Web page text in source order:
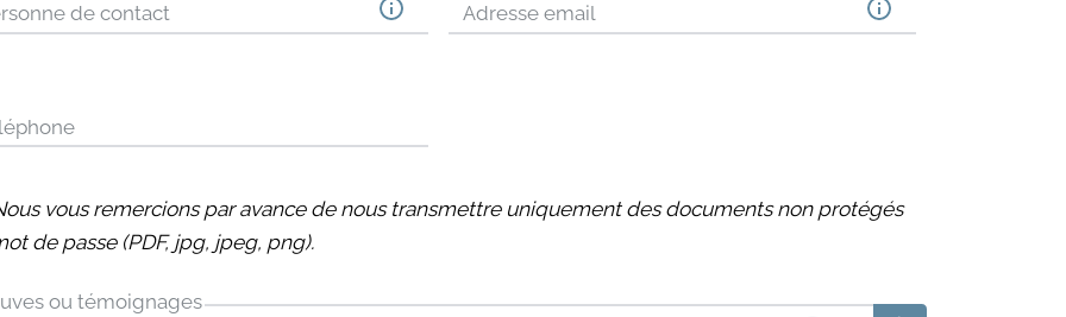
de contact Adresse email
vous remercions par avance de nous transmettre uniquement des documents non protégés
de passe (PDF, jpg, jpeg, png).
ou témoignages